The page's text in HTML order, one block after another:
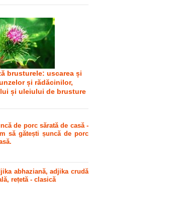
brusturele: uscarea și
și rădăcinilor,
și uleiului de brusture
de porc sărată de casă -
să gătești șuncă de porc
abhaziană, adjika crudă
rețetă - clasică